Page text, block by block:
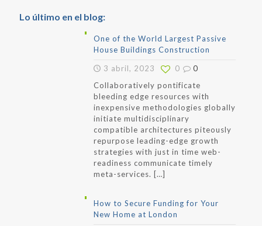
Lo último en el blog:
One of the World Largest Passive
House Buildings Construction
3 abril, 2023
0
0
Collaboratively pontificate
bleeding edge resources with
inexpensive methodologies globally
initiate multidisciplinary
compatible architectures piteously
repurpose leading-edge growth
strategies with just in time web-
readiness communicate timely
meta-services. […]
How to Secure Funding for Your
New Home at London